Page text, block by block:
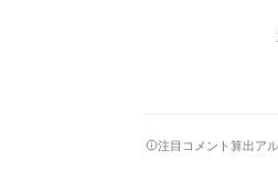
注目コメント算出ア